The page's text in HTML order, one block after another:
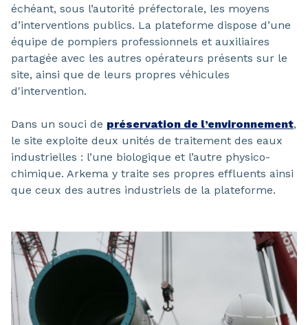
échéant, sous l’autorité préfectorale, les moyens
d’interventions publics. La plateforme dispose d’une
équipe de pompiers professionnels et auxiliaires
partagée avec les autres opérateurs présents sur le
site, ainsi que de leurs propres véhicules
d'intervention.
Dans un souci de préservation de l’environnement,
le site exploite deux unités de traitement des eaux
industrielles : l’une biologique et l’autre physico-
chimique. Arkema y traite ses propres effluents ainsi
que ceux des autres industriels de la plateforme.